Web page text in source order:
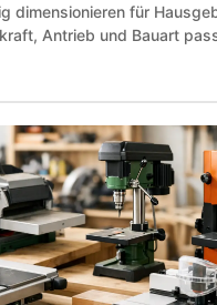
dimensionieren für
Antrieb und Bauart